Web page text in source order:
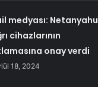
medyası: Netanyahu
cihazlarının
onay verdi
18, 2024